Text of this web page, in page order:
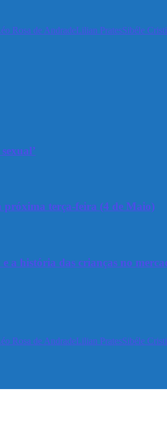
Rosa de AndradeLilian PratesSibéle
terça-feira (4 de Maio)
a história das crianças no
Rosa de AndradeLilian PratesSibéle